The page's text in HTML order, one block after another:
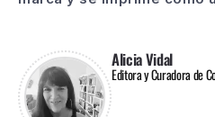
Alicia Vidal
Editora y Curadora de